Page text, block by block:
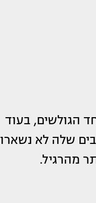
הגולשים, בעוד
שלה לא נשארו
מהרגיל.